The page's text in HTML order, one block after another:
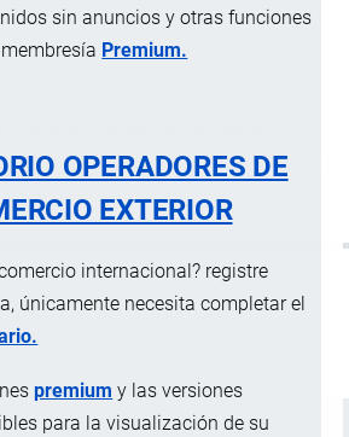
sin anuncios y otras funciones
Premium.
OPERADORES DE
EXTERIOR
internacional? registre
únicamente necesita completar el
premium y las versiones
para la visualización de su
de riesgo a los exportadores
no aseguradas en otro tipo
2024